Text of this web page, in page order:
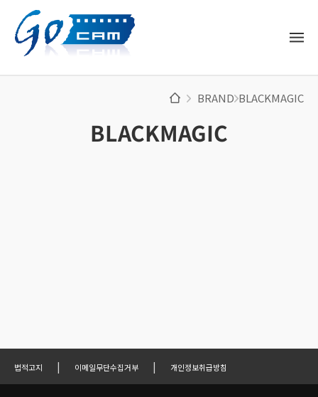
BRAND BLACKMAGIC
BLACKMAGIC
법적고지 | 이메일무단수집거부 | 개인정보취급방침